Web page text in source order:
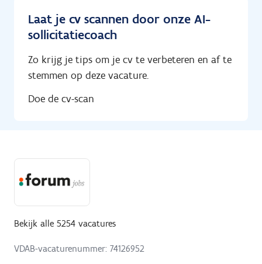
Laat je cv scannen door onze AI-
sollicitatiecoach
Zo krijg je tips om je cv te verbeteren en af te
stemmen op deze vacature.
Doe de cv-scan
Bekijk alle 5254 vacatures
VDAB-vacaturenummer: 74126952